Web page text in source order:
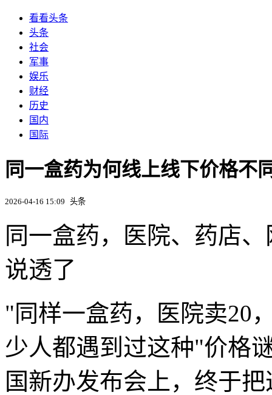
看看头条
头条
社会
军事
娱乐
财经
历史
国内
国际
同一盒药为何线上线下价格不
2026-04-16 15:09 头条
同一盒药，医院、药店
说透了
"同样一盒药，医院卖20
少人都遇到过这种"价格
国新办发布会上，终于